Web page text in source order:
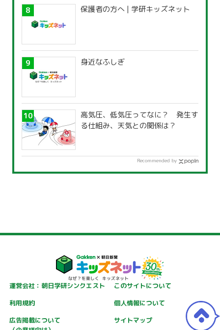
保護者の方へ | 学研キッズネット
身近なふしぎ
高気圧、低気圧ってなに？ 発生す
る仕組み、天気との関係は？
Recommended by
運営会社：朝日学研シンクエスト
このサイトについて
利用規約
個人情報について
広告掲載について
サイトマップ